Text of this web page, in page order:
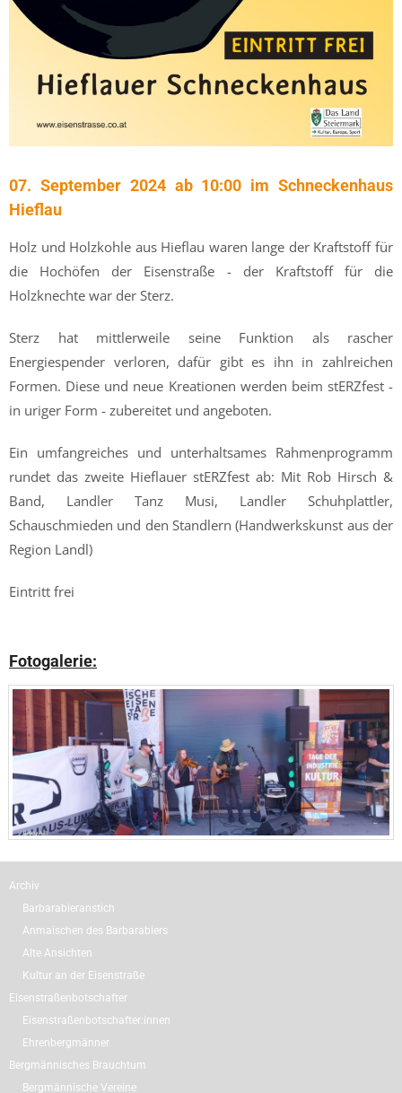
07. September 2024 ab 10:00 im Schneckenhaus
Hieflau
Holz und Holzkohle aus Hieflau waren lange der Kraftstoff für
die Hochöfen der Eisenstraße - der Kraftstoff für die
Holzknechte war der Sterz.
Sterz hat mittlerweile seine Funktion als rascher
Energiespender verloren, dafür gibt es ihn in zahlreichen
Formen. Diese und neue Kreationen werden beim stERZfest -
in uriger Form - zubereitet und angeboten.
Ein umfangreiches und unterhaltsames Rahmenprogramm
rundet das zweite Hieflauer stERZfest ab: Mit Rob Hirsch &
Band, Landler Tanz Musi, Landler Schuhplattler,
Schauschmieden und den Standlern (Handwerkskunst aus der
Region Landl)
Eintritt frei
Fotogalerie:
Archiv
Barbarabieranstich
Anmaischen des Barbarabiers
Alte Ansichten
Kultur an der Eisenstraße
Eisenstraßenbotschafter
Eisenstraßenbotschafter:innen
Ehrenbergmänner
Bergmännisches Brauchtum
Bergmännische Vereine